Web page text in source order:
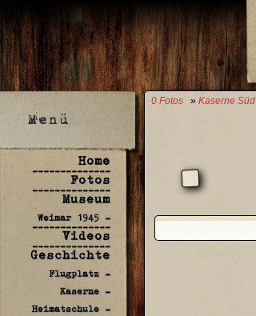
Home
--------------
Fotos
--------------
Museum
Weimar 1945 -
--------------
Videos
--------------
Geschichte
Flugplatz -
Kaserne -
Heimatschule -
0 Fotos » Kaserne Süd